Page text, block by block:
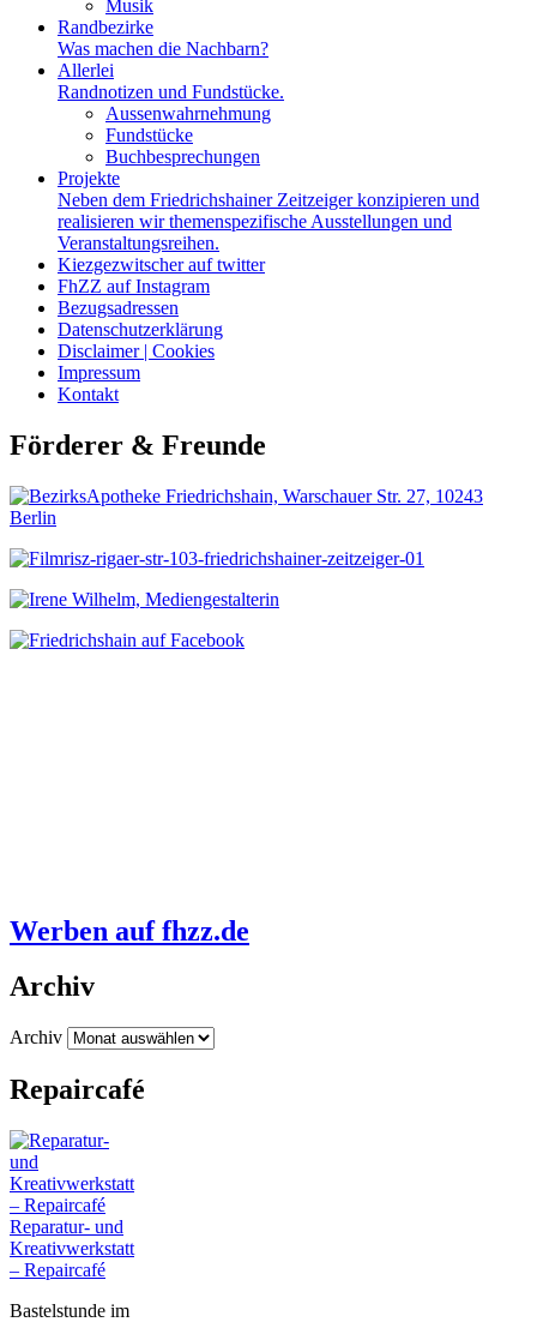
Musik
Randbezirke
Was machen die Nachbarn?
Allerlei
Randnotizen und Fundstücke.
Aussenwahrnehmung
Fundstücke
Buchbesprechungen
Projekte
Neben dem Friedrichshainer Zeitzeiger konzipieren und
realisieren wir themenspezifische Ausstellungen und
Veranstaltungsreihen.
Kiezgezwitscher auf twitter
FhZZ auf Instagram
Bezugsadressen
Datenschutzerklärung
Disclaimer | Cookies
Impressum
Kontakt
Förderer & Freunde
Werben auf fhzz.de
Archiv
Archiv
Repaircafé
Reparatur- und
Kreativwerkstatt
– Repaircafé
Bastelstunde im